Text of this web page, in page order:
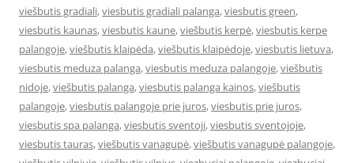
viešbutis gradiali,viesbutis gradiali palanga,viesbutis green,
viesbutis kaunas,viesbutis kaune,viešbutis kerpė,viesbutis kerpe
palangoje,viešbutis klaipėda,viešbutis klaipėdoje,viesbutis lietuva,
viesbutis meduza palanga,viesbutis meduza palangoje,viešbutis
nidoje,viešbutis palanga,viesbutis palanga kainos,viešbutis
palangoje,viesbutis palangoje prie juros,viesbutis prie juros,
viesbutis spa palanga,viesbutis sventoji,viesbutis sventojoje,
viesbutis tauras,viešbutis vanagupė,viešbutis vanagupė palangoje,